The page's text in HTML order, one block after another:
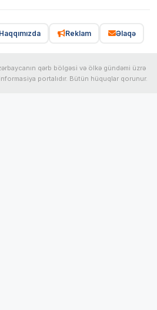
Reklam Əlaqə
qərb bölgəsi və ölkə gündəmi üzrə
portalıdır. Bütün hüquqlar qorunur.